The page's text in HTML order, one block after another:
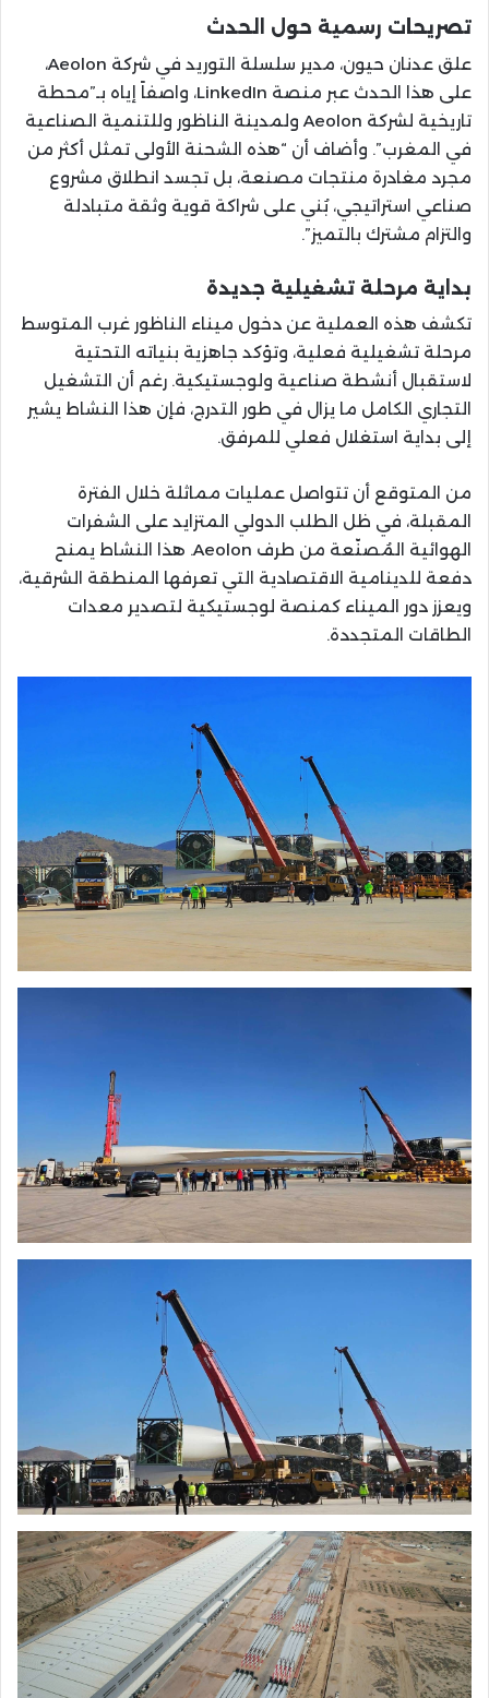
تصريحات رسمية حول الحدث
علق عدنان حيون، مدير سلسلة التوريد في شركة Aeolon،
على هذا الحدث عبر منصة LinkedIn، واصفاً إياه بـ”محطة
تاريخية لشركة Aeolon ولمدينة الناظور وللتنمية الصناعية
في المغرب”. وأضاف أن “هذه الشحنة الأولى تمثل أكثر من
مجرد مغادرة منتجات مصنعة، بل تجسد انطلاق مشروع
صناعي استراتيجي، بُني على شراكة قوية وثقة متبادلة
والتزام مشترك بالتميز”.
بداية مرحلة تشغيلية جديدة
تكشف هذه العملية عن دخول ميناء الناظور غرب المتوسط
مرحلة تشغيلية فعلية، وتؤكد جاهزية بنياته التحتية
لاستقبال أنشطة صناعية ولوجستيكية. رغم أن التشغيل
التجاري الكامل ما يزال في طور التدرج، فإن هذا النشاط يشير
إلى بداية استغلال فعلي للمرفق.
من المتوقع أن تتواصل عمليات مماثلة خلال الفترة
المقبلة، في ظل الطلب الدولي المتزايد على الشفرات
الهوائية المُصنّعة من طرف Aeolon. هذا النشاط يمنح
دفعة للدينامية الاقتصادية التي تعرفها المنطقة الشرقية،
ويعزز دور الميناء كمنصة لوجستيكية لتصدير معدات
الطاقات المتجددة.